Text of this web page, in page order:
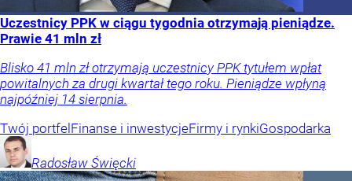
Uczestnicy PPK w ciągu tygodnia otrzymają pieniądze.
Prawie 41 mln zł
Blisko 41 mln zł otrzymają uczestnicy PPK tytułem wpłat
powitalnych za drugi kwartał tego roku. Pieniądze wpłyną
najpóźniej 14 sierpnia.
Twój portfelFinanse i inwestycjeFirmy i rynkiGospodarka
Radosław Święcki